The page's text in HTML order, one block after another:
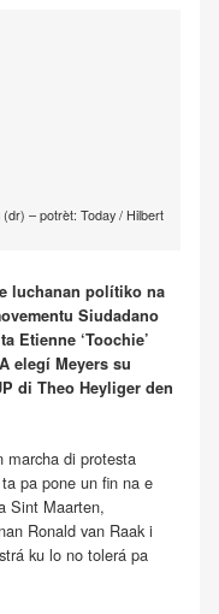
– potrèt: Today / Hilbert
luchanan polítiko na
Siudadano
Etienne ‘Toochie’
elegí Meyers su
di Theo Heyliger den
marcha di protesta
pa pone un fin na e
Sint Maarten,
Ronald van Raak i
ku lo no tolerá pa